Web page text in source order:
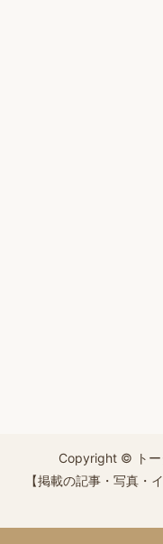
Copyright © トー
【掲載の記事・写真・